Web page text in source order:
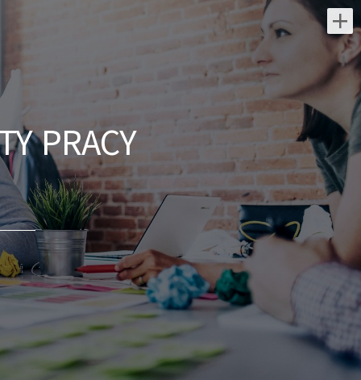
Najnowsze oferty pracy:
Kierowniczka / Kierownik
projektu – Elektroenergetyka
NES Fircroft
świętokrzyskie/ Kielce
Zakres obowiązków: Kompleksowe
zarządzanie realizacją inwestycji
związanych z budową stacji
elektroenergetycznych. Planowanie,
koordynowanie i...
dzisiaj
Inżynier Budowy
TG Plus Sp. z o.o.
PRACY